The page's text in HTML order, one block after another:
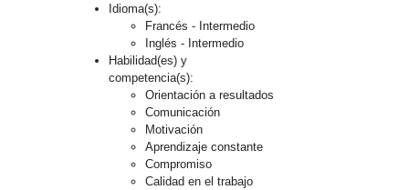
Idioma(s):
Francés - Intermedio
Inglés - Intermedio
Habilidad(es) y
competencia(s):
Orientación a resultados
Comunicación
Motivación
Aprendizaje constante
Compromiso
Calidad en el trabajo